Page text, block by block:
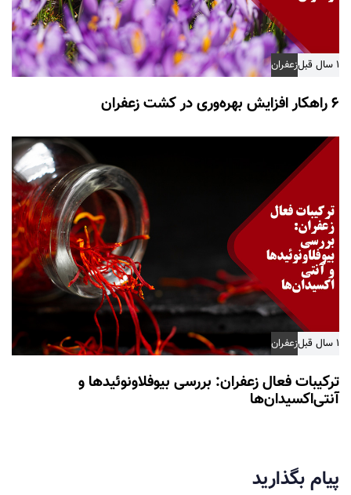
۱ سال قبل زعفران
۶ راهکار افزایش بهره‌وری در کشت زعفران
۱ سال قبل زعفران
ترکیبات فعال زعفران: بررسی بیوفلاونوئیدها و
آنتی‌اکسیدان‌ها
پیام بگذارید